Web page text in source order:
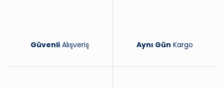
Güvenli Alışveriş Aynı Gün Kargo